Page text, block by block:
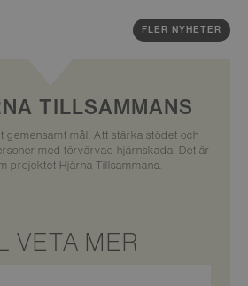
FLER NYHETER
TILLSAMMANS
gemensamt mål. Att stärka stödet och
med förvärvad hjärnskada. Det är
projektet Hjärna Tillsammans.
VETA MER